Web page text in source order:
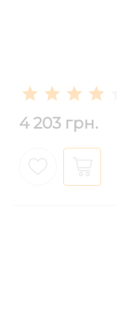
4 203 грн.